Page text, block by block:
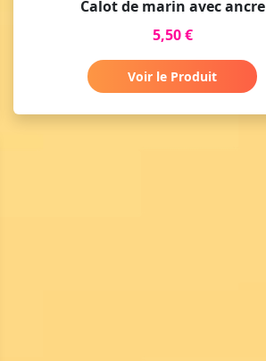
Calot de marin avec ancre
5,50 €
Voir le Produit